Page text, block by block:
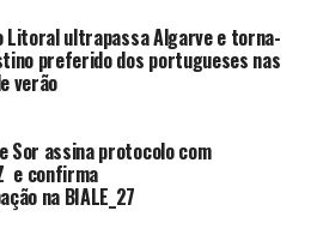
Litoral ultrapassa Algarve e torna-
preferido dos portugueses nas
verão
Sor assina protocolo com
e confirma
na BIALE_27